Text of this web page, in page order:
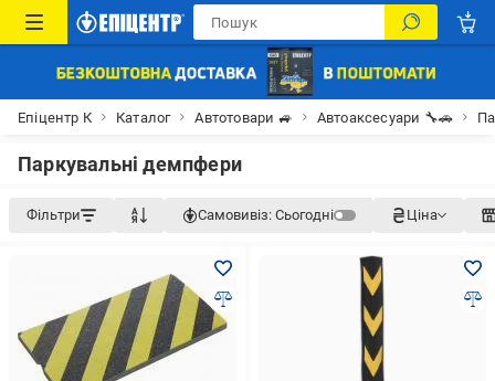
Епіцентр К Каталог Автотовари 🚙 Автоаксесуари 🔧🚗
Паркувальні демпфери
Фільтри Самовивіз: Сьогодні Ціна